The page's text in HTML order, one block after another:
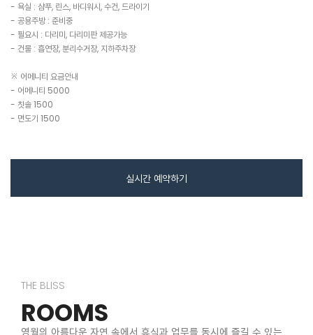
- 욕실 : 샴푸, 린스, 바디워시, 수건, 드라이기
- 공용주방 : 준비중
- 필요시 : 다리미, 다리미판 제공가능
- 건물 : 흡연장, 분리수거장, 지하주차장
※ 어메니티 요금안내
- 어메니티 5000
- 칫솔 1500
- 면도기 1500
실시간 예약하기
THE BLISS
ROOMS
영월의 아름다운 자연 속에서 휴식과 업무를 동시에 즐길 수 있는